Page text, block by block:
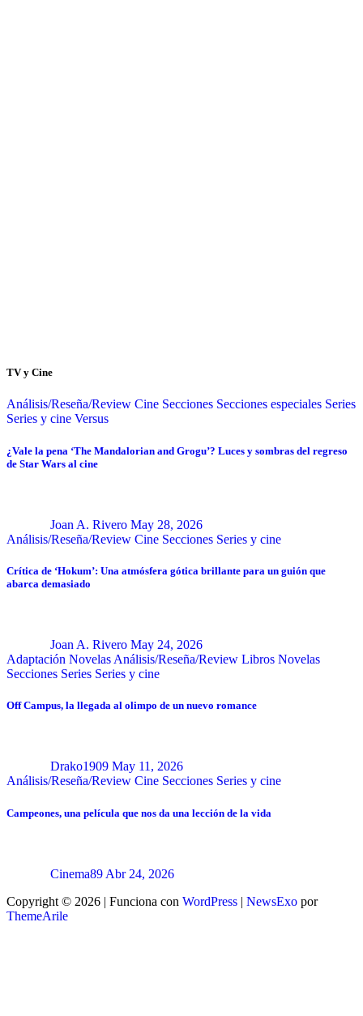
TV y Cine
Análisis/Reseña/Review Cine Secciones Secciones especiales Series
Series y cine Versus
¿Vale la pena ‘The Mandalorian and Grogu’? Luces y sombras del regreso
de Star Wars al cine
Joan A. Rivero May 28, 2026
Análisis/Reseña/Review Cine Secciones Series y cine
Crítica de ‘Hokum’: Una atmósfera gótica brillante para un guión que
abarca demasiado
Joan A. Rivero May 24, 2026
Adaptación Novelas Análisis/Reseña/Review Libros Novelas
Secciones Series Series y cine
Off Campus, la llegada al olimpo de un nuevo romance
Drako1909 May 11, 2026
Análisis/Reseña/Review Cine Secciones Series y cine
Campeones, una película que nos da una lección de la vida
Cinema89 Abr 24, 2026
Copyright © 2026 | Funciona con WordPress | NewsExo por
ThemeArile